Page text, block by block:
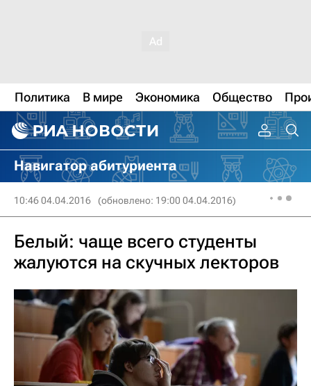
Политика В мире Экономика Общество
Навигатор абитуриента
10:46 04.04.2016 (обновлено: 19:00 04.04.2016)
Белый: чаще всего студенты
жалуются на скучных лекторов